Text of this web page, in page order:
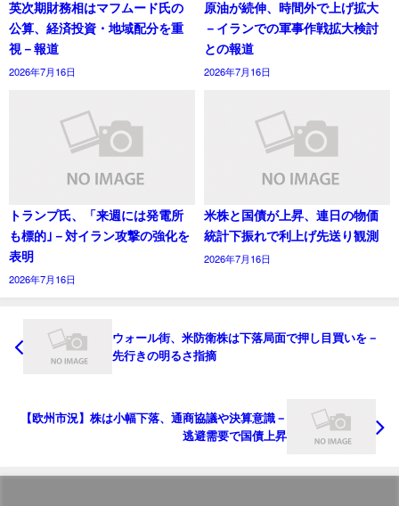
英次期財務相はマフムード氏の
公算、経済投資・地域配分を重
視－報道
2026年7月16日
原油が続伸、時間外で上げ拡大
－イランでの軍事作戦拡大検討
との報道
2026年7月16日
トランプ氏、「来週には発電所
も標的｣－対イラン攻撃の強化を
表明
2026年7月16日
米株と国債が上昇、連日の物価
統計下振れで利上げ先送り観測
2026年7月16日
ウォール街、米防衛株は下落局面で押し目買いを－
先行きの明るさ指摘
【欧州市況】株は小幅下落、通商協議や決算意識－
逃避需要で国債上昇